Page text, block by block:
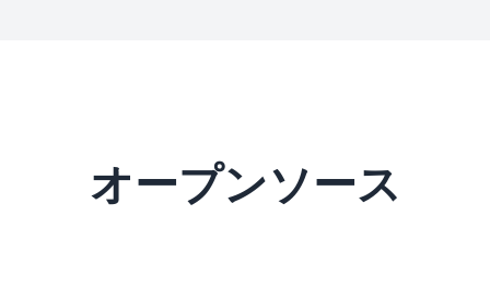
オープンソース